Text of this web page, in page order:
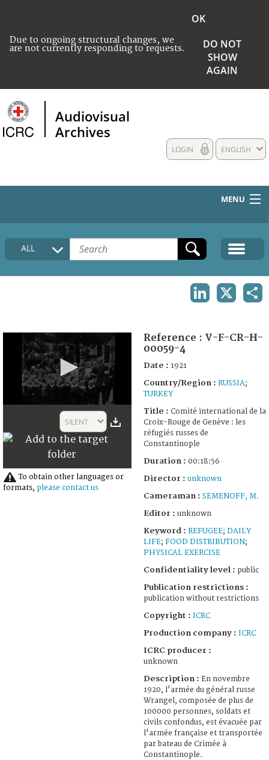
Due to ongoing structural changes, we
are not currently responding to requests.
OK
DO NOT
SHOW
AGAIN
Audiovisual
Archives
ENGLISH
LOGIN
MENU
HOME
COLLECTIONS DESCRIPTION
ALL
18
seconds
SILENT
To obtain other languages or
formats, please contact us
Reference : V-F-CR-H-
00059-4
Date : 1921
Country/Region : RUSSIA;
TURKEY
Title : Comité international de la
Croix-Rouge de Genève : les
réfugiés russes de
Constantinople
Duration : 00:18:56
Director : unknown
Cameraman : SEMENOFF, M.
Editor : unknown
Keyword : REFUGEE; DAILY
LIFE; FOOD DISTRIBUTION;
PHYSICAL EXERCISE
Confidentiality level : public
Publication restrictions :
publication without restrictions
Copyright : ICRC
Production company : ICRC
ICRC producer :
unknown
Description : En novembre
1920, l'armée du général russe
Wrangel, composée de plus de
100000 personnes, soldats et
civils confondus, est évacuée par
l'armée française et transportée
par bateau de Crimée à
Constantinople.